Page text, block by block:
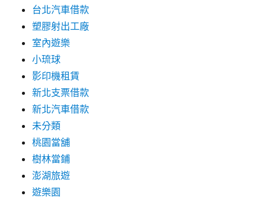
台北汽車借款
塑膠射出工廠
室內遊樂
小琉球
影印機租賃
新北支票借款
新北汽車借款
未分類
桃園當舖
樹林當鋪
澎湖旅遊
遊樂園